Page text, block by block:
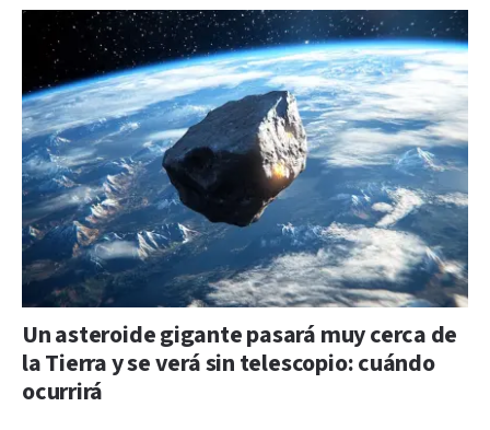
Un asteroide gigante pasará muy cerca de
la Tierra y se verá sin telescopio: cuándo
ocurrirá